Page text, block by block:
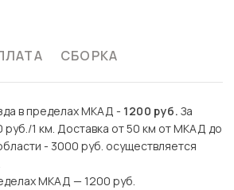
СБОРКА
в пределах МКАД - 1200 руб. За
1 км. Доставка от 50 км от МКАД до
- 3000 руб. осуществляется
МКАД — 1200 руб.